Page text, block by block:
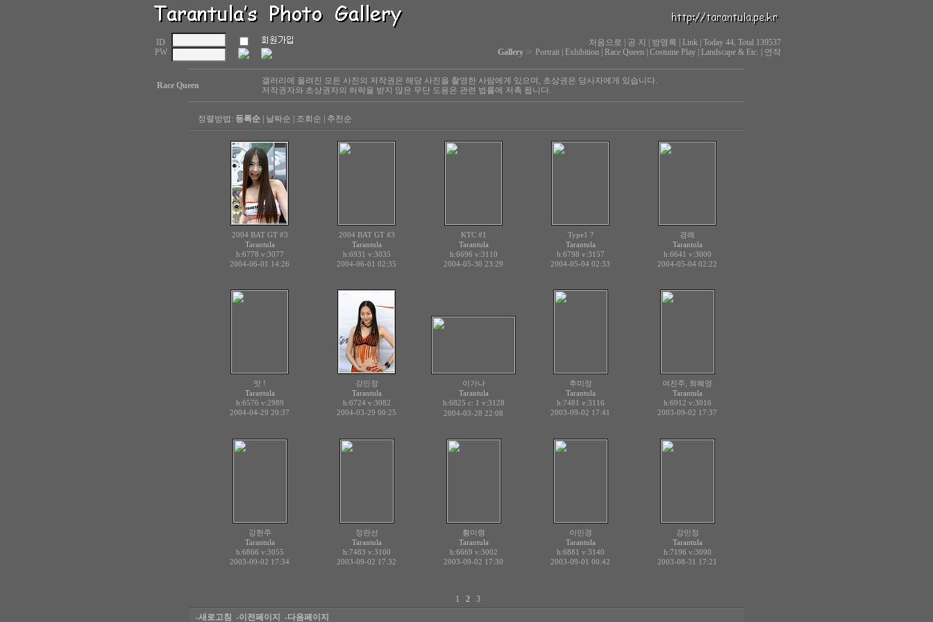
ID
PW
처음으로 공 지 방명록 Link| Today 44, Total 139537
Gallery☞ Portrait| Exhibition| Race Queen| Costume Play| Landscape & Etc. 연작
Race Queen
갤러리에 올려진 모든 사진의 저작권은 해당 사진을 촬영한 사람에게 있으며, 초상권은 당사자에게 있습니다.
저작권자와 초상권자의 허락을 받지 않은 무단 도용은 관련 법률에 저촉 됩니다.
정렬방법: 등록순 날짜순 조회순 추천순
2004 BAT GT #3
Tarantula
h:6778 v:3077
2004-06-01 14:26
2004 BAT GT #3
Tarantula
h:6931 v:3035
2004-06-01 02:35
KTC #1
Tarantula
h:6696 v:3110
2004-05-30 23:29
Type1 ?
Tarantula
h:6798 v:3157
2004-05-04 02:33
경례
Tarantula
h:6641 v:3000
2004-05-04 02:22
앗 !
Tarantula
h:6576 v:2989
2004-04-29 20:37
강민정
Tarantula
h:6724 v:3082
2004-03-29 00:25
이가나
Tarantula
h:6825 c: 1 v:3128
2004-03-28 22:08
추미정
Tarantula
h:7481 v:3116
2003-09-02 17:41
여진주, 최혜영
Tarantula
h:6912 v:3016
2003-09-02 17:37
강현주
Tarantula
h:6866 v:3055
2003-09-02 17:34
정란선
Tarantula
h:7483 v:3100
2003-09-02 17:32
황미령
Tarantula
h:6669 v:3002
2003-09-02 17:30
이민경
Tarantula
h:6881 v:3140
2003-09-01 00:42
강민정
Tarantula
h:7196 v:3090
2003-08-31 17:21
1 2
3
-새로고침
-이전페이지 -다음페이지